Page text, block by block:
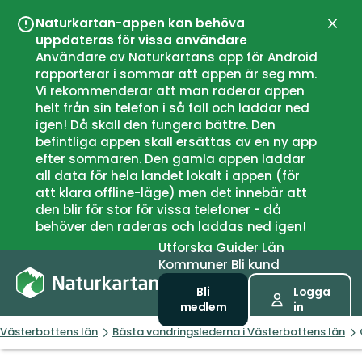
Naturkartan-appen kan behöva
uppdateras för vissa användare
Användare av Naturkartans app för Android
rapporterar i sommar att appen är seg mm.
Vi rekommenderar att man raderar appen
helt från sin telefon i så fall och laddar ned
igen! Då skall den fungera bättre. Den
befintliga appen skall ersättas av en ny app
efter sommaren. Den gamla appen laddar
all data för hela landet lokalt i appen (för
att klara offline-läge) men det innebär att
den blir för stor för vissa telefoner - då
behöver den raderas och laddas ned igen!
UtforskaGuiderLän
Kommuner Bli kund
Bli
medlem
Logga
in
Västerbottens län Bästa vandringslederna i Västerbottens län